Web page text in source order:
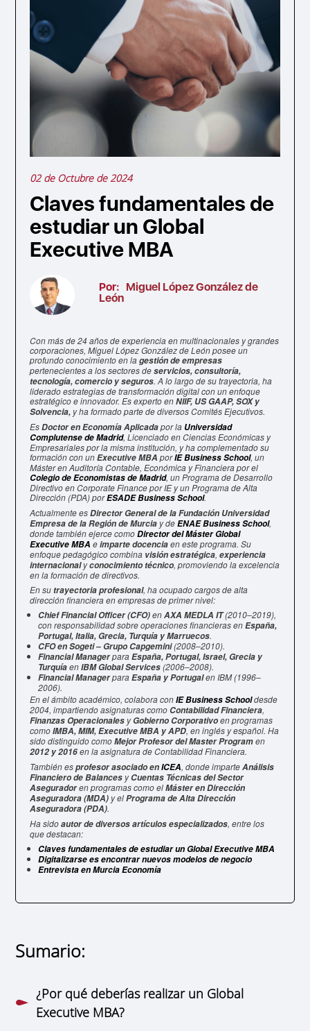
02 de Octubre de 2024
Claves fundamentales de
estudiar un Global
Executive MBA
Por: Miguel López González de
León
Con más de 24 años de experiencia en multinacionales y grandes
corporaciones, Miguel López González de León posee un
profundo conocimiento en lagestión de empresas
pertenecientes a los sectores deservicios, consultoría,
tecnología, comercio y seguros. A lo largo de su trayectoria, ha
liderado estrategias de transformación digital con un enfoque
estratégico e innovador. Es experto enNIIF, US GAAP, SOX y
Solvencia, y ha formado parte de diversos Comités Ejecutivos.
EsDoctor en Economía Aplicadapor la Universidad
Complutense de Madrid, Licenciado en Ciencias Económicas y
Empresariales por la misma institución, y ha complementado su
formación con unExecutive MBA porIE Business School, un
Máster en Auditoría Contable, Económica y Financiera por el
Colegio de Economistas de Madrid, un Programa de Desarrollo
Directivo en Corporate Finance por IE y un Programa de Alta
Dirección (PDA) porESADE Business School.
Actualmente esDirector General de la Fundación Universidad
Empresa de la Región de Murcia y deENAE Business School,
donde también ejerce comoDirector del Máster Global
Executive MBA eimparte docenciaen este programa. Su
enfoque pedagógico combina visión estratégica,experiencia
internacionalyconocimiento técnico, promoviendo la excelencia
en la formación de directivos.
En sutrayectoria profesional, ha ocupado cargos de alta
dirección financiera en empresas de primer nivel:
Chief Financial Officer (CFO)enAXA MEDLA IT(2010–2019),
con responsabilidad sobre operaciones financieras enEspaña,
Portugal, Italia, Grecia, Turquía y Marruecos.
CFO en Sogeti – Grupo Capgemini(2008–2010).
Financial ManagerparaEspaña, Portugal, Israel, Grecia y
TurquíaenIBM Global Services(2006–2008).
Financial ManagerparaEspaña y Portugalen IBM (1996–
2006).
En el ámbito académico, colabora conIE Business Schooldesde
2004, impartiendo asignaturas como Contabilidad Financiera,
Finanzas Operacionales yGobierno Corporativoen programas
comoIMBA, MIM, Executive MBA y APD, en inglés y español. Ha
sido distinguido comoMejor Profesor del Master Programen
2012 y 2016en la asignatura de Contabilidad Financiera.
También esprofesor asociado enICEA, donde imparteAnálisis
Financiero de Balances yCuentas Técnicas del Sector
Aseguradoren programas como elMáster en Dirección
Aseguradora (MDA) y elPrograma de Alta Dirección
Aseguradora (PDA).
Ha sidoautor de diversos artículos especializados, entre los
que destacan:
Claves fundamentales de estudiar un Global Executive MBA
Digitalizarse es encontrar nuevos modelos de negocio
Entrevista en Murcia Economía
Sumario:
¿Por qué deberías realizar un Global
Executive MBA?